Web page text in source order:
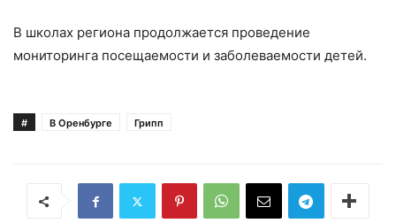
В школах региона продолжается проведение
мониторинга посещаемости и заболеваемости детей.
# В Оренбурге Грипп